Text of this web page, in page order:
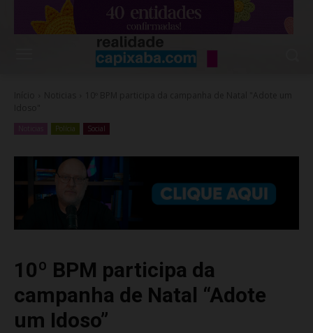
Polícia Social
10º BPM participa da
campanha de Natal “Adote
um Idoso”